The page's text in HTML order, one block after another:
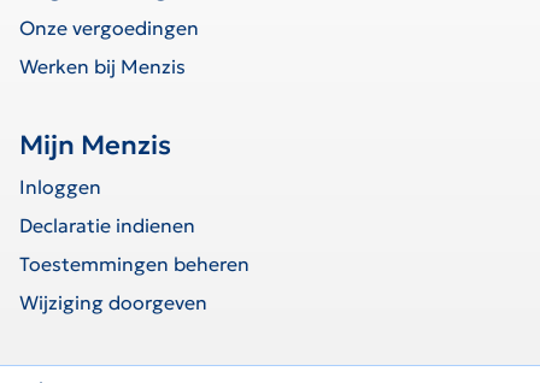
Onze vergoedingen
Werken bij Menzis
Mijn Menzis
Inloggen
Declaratie indienen
Toestemmingen beheren
Wijziging doorgeven